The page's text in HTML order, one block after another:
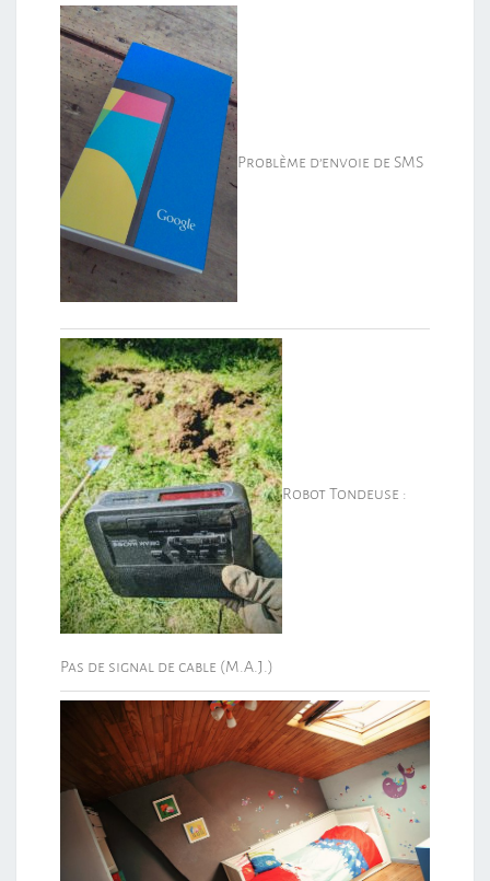
Problème d’envoie de SMS
Robot Tondeuse :
Pas de signal de cable (M.A.J.)